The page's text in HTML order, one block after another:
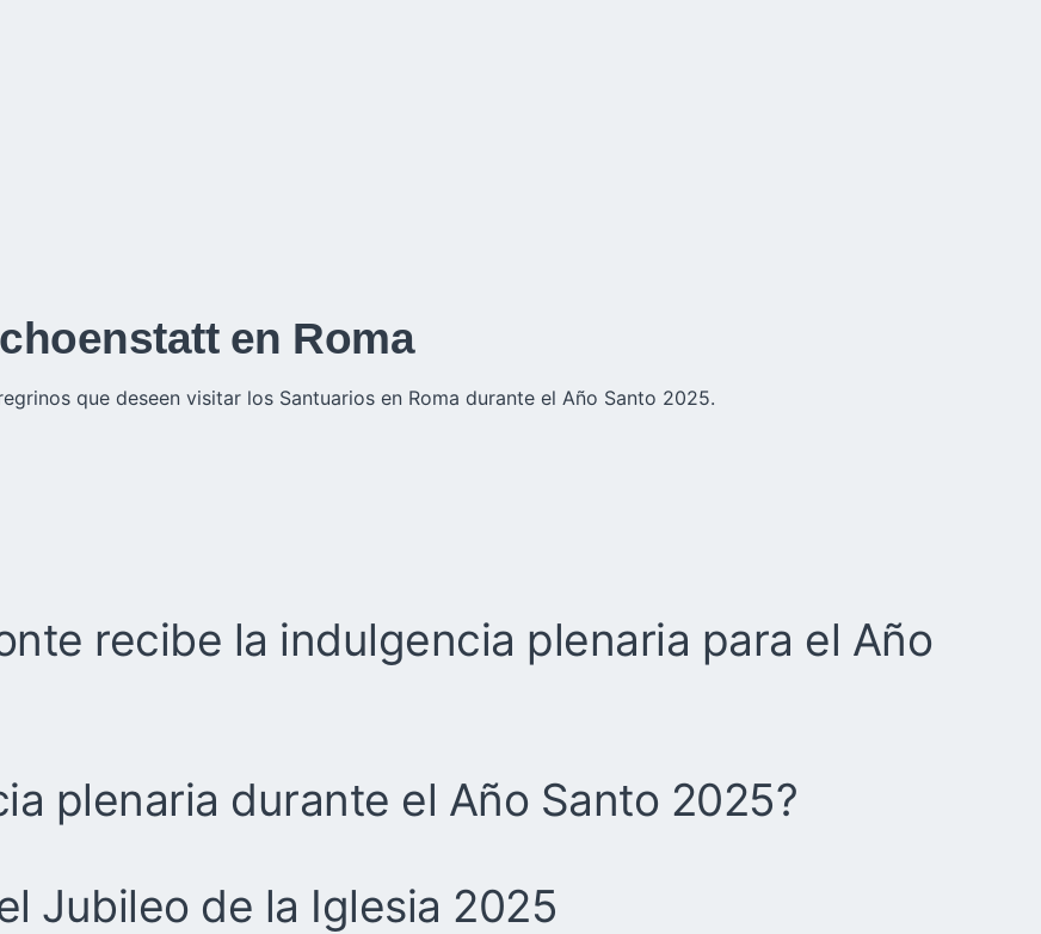
en Roma
que deseen visitar los Santuarios en Roma durante el Año Santo 2025.
recibe la indulgencia plenaria para el Año
plenaria durante el Año Santo 2025?
Jubileo de la Iglesia 2025